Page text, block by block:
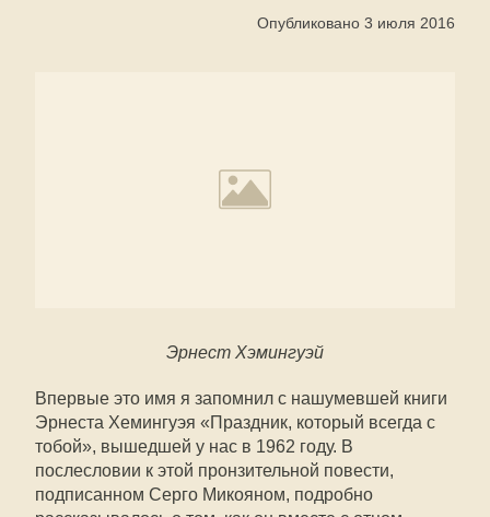
Опубликовано 3 июля 2016
Эрнест Хэмингуэй
Впервые это имя я запомнил с нашумевшей книги
Эрнеста Хемингуэя «Праздник, который всегда с
тобой», вышедшей у нас в 1962 году. В
послесловии к этой пронзительной повести,
подписанном Серго Микояном, подробно